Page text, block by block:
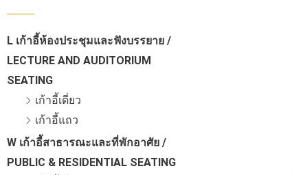
L เก้าอี้ห้องประชุมและฟังบรรยาย /
LECTURE AND AUDITORIUM
SEATING
เก้าอี้เดี่ยว
เก้าอี้แถว
W เก้าอี้สาธารณะและที่พักอาศัย /
PUBLIC & RESIDENTIAL SEATING